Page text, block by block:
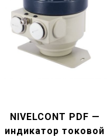
NIVISION — Программа
для визуализации